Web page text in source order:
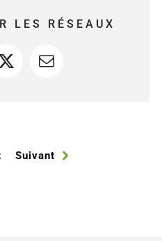
LES RÉSEAUX
X Courriel
Suivant